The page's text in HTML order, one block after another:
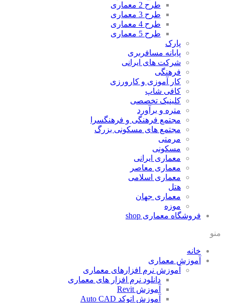
طرح 2 معماری
طرح 3 معماری
طرح 4 معماری
طرح 5 معماری
پارک
پایانه مسافربری
شرکت های ایرانی
فرهنگی
کار آموزی و کارورزی
کافی شاپ
کلینیک تخصصی
متره و برآورد
مجتمع فرهنگی و فرهنگسرا
مجتمع های مسکونی بزرگ
مرمتی
مسکونی
معماری ایرانی
معماری معاصر
معماری اسلامی
هتل
معماری جهان
موزه
فروشگاه معماری shop
منو
خانه
آموزش معماری
آموزش نرم افزارهای معماری
دانلود نرم افزار های معماری
آموزش Revit
آموزش اتوکد Auto CAD